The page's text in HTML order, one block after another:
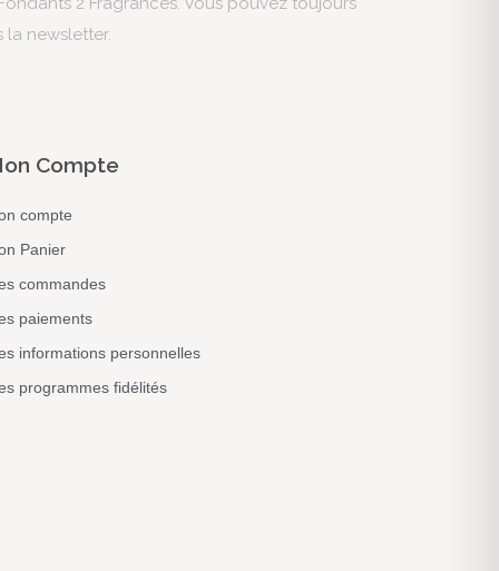
la newsletter.
Compte
compte
Panier
commandes
paiements
informations personnelles
programmes fidélités